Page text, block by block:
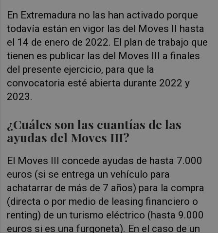
En Extremadura no las han activado porque
todavía están en vigor las del Moves II hasta
el 14 de enero de 2022. El plan de trabajo que
tienen es publicar las del Moves III a finales
del presente ejercicio, para que la
convocatoria esté abierta durante 2022 y
2023.
¿Cuáles son las cuantías de las
ayudas del Moves III?
El Moves III concede ayudas de hasta 7.000
euros (si se entrega un vehículo para
achatarrar de más de 7 años) para la compra
(directa o por medio de leasing financiero o
renting) de un turismo eléctrico (hasta 9.000
euros si es una furgoneta). En el caso de un